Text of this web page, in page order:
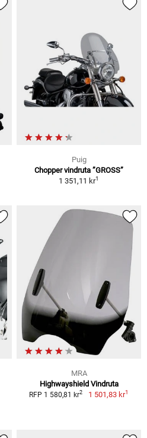
Puig
Chopper vindruta ”GROSS”
1 351,11 kr1
MRA
Highwayshield Vindruta
RFP 1 580,81 kr2 1 501,83 kr1